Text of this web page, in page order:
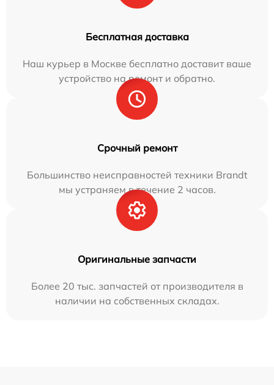
Бесплатная доставка
Наш курьер в Москве бесплатно доставит ваше
устройство на ремонт и обратно.
Срочный ремонт
Большинство неисправностей техники Brandt
мы устраняем в течение 2 часов.
Оригинальные запчасти
Более 20 тыс. запчастей от производителя в
наличии на собственных складах.